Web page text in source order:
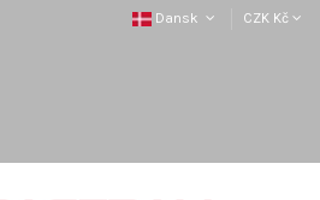
Dansk CZK Kč